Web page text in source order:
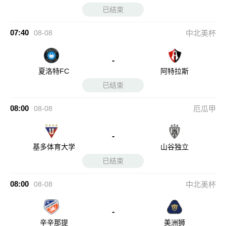
已结束
07:40 08-08 中北美杯
夏洛特FC
-
阿特拉斯
已结束
08:00 08-08 厄瓜甲
基多体育大学
-
山谷独立
已结束
08:00 08-08 中北美杯
辛辛那提
-
美洲狮